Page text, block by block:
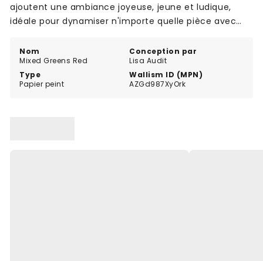
Nom
Mixed Greens Red
Conception par
Lisa Audit
Type
Papier peint
Wallism ID (MPN)
AZGd987XyOrk
ajoutent une ambiance joyeuse, jeune et ludique,
idéale pour dynamiser n'importe quelle pièce avec